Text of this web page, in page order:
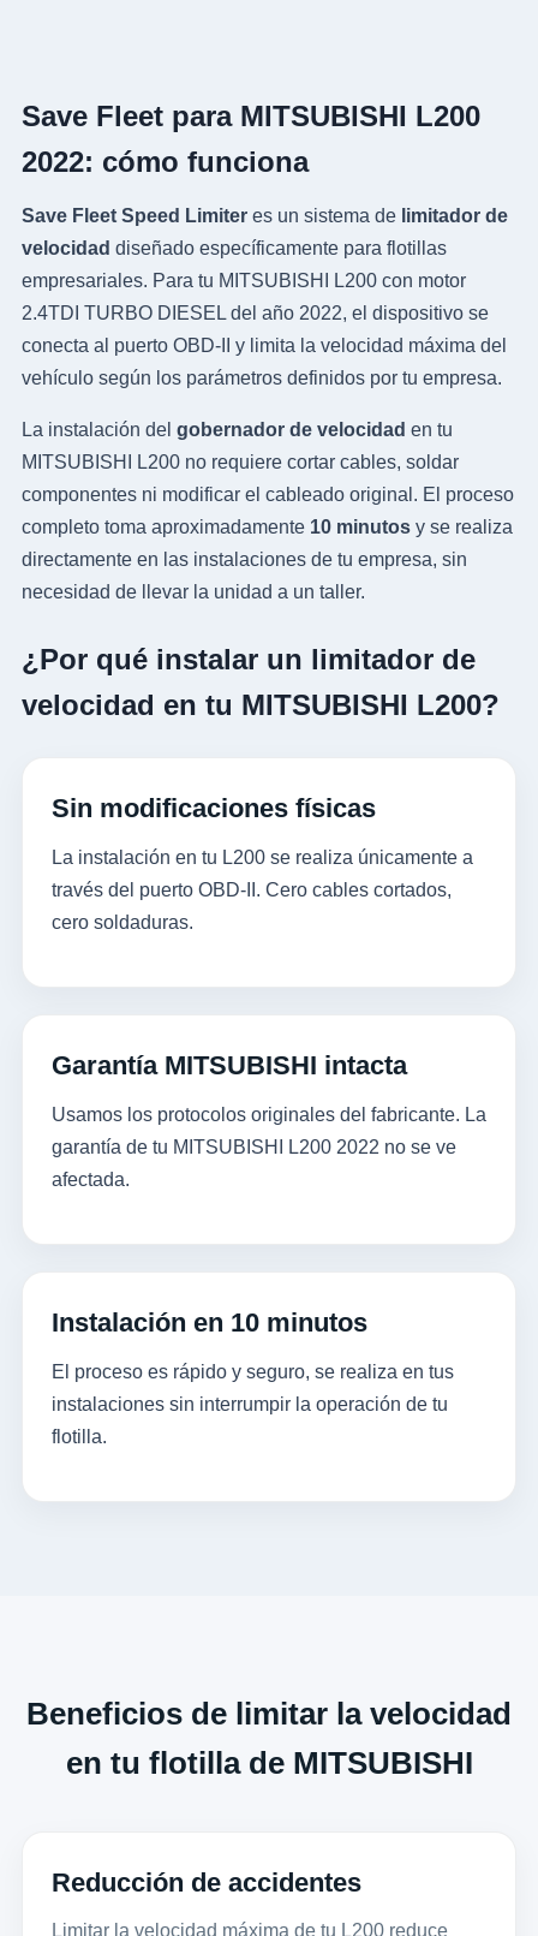
Save Fleet para MITSUBISHI L200
2022: cómo funciona
Save Fleet Speed Limiteres un sistema de limitador de
velocidad diseñado específicamente para flotillas
empresariales. Para tu MITSUBISHI L200 con motor
2.4TDI TURBO DIESEL del año 2022, el dispositivo se
conecta al puerto OBD-II y limita la velocidad máxima del
vehículo según los parámetros definidos por tu empresa.
La instalación del gobernador de velocidad en tu
MITSUBISHI L200 no requiere cortar cables, soldar
componentes ni modificar el cableado original. El proceso
completo toma aproximadamente 10 minutosy se realiza
directamente en las instalaciones de tu empresa, sin
necesidad de llevar la unidad a un taller.
¿Por qué instalar un limitador de
velocidad en tu MITSUBISHI L200?
Sin modificaciones físicas
La instalación en tu L200 se realiza únicamente a
través del puerto OBD-II. Cero cables cortados,
cero soldaduras.
Garantía MITSUBISHI intacta
Usamos los protocolos originales del fabricante. La
garantía de tu MITSUBISHI L200 2022 no se ve
afectada.
Instalación en 10 minutos
El proceso es rápido y seguro, se realiza en tus
instalaciones sin interrumpir la operación de tu
flotilla.
Beneficios de limitar la velocidad
en tu flotilla de MITSUBISHI
Reducción de accidentes
Limitar la velocidad máxima de tu L200 reduce